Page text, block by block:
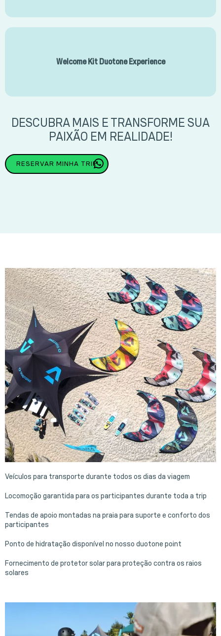
Welcome Kit Duotone Experience
DESCUBRA MAIS E TRANSFORME SUA
PAIXÃO EM REALIDADE!
RESERVAR MINHA TRIP
Veículos para transporte durante todos os dias da viagem
Locomoção garantida para os participantes durante toda a trip
Tendas de apoio montadas na praia para suporte e conforto dos
participantes
Ponto de hidratação disponível no nosso duotone point
Fornecimento de protetor solar para proteção contra os raios
solares